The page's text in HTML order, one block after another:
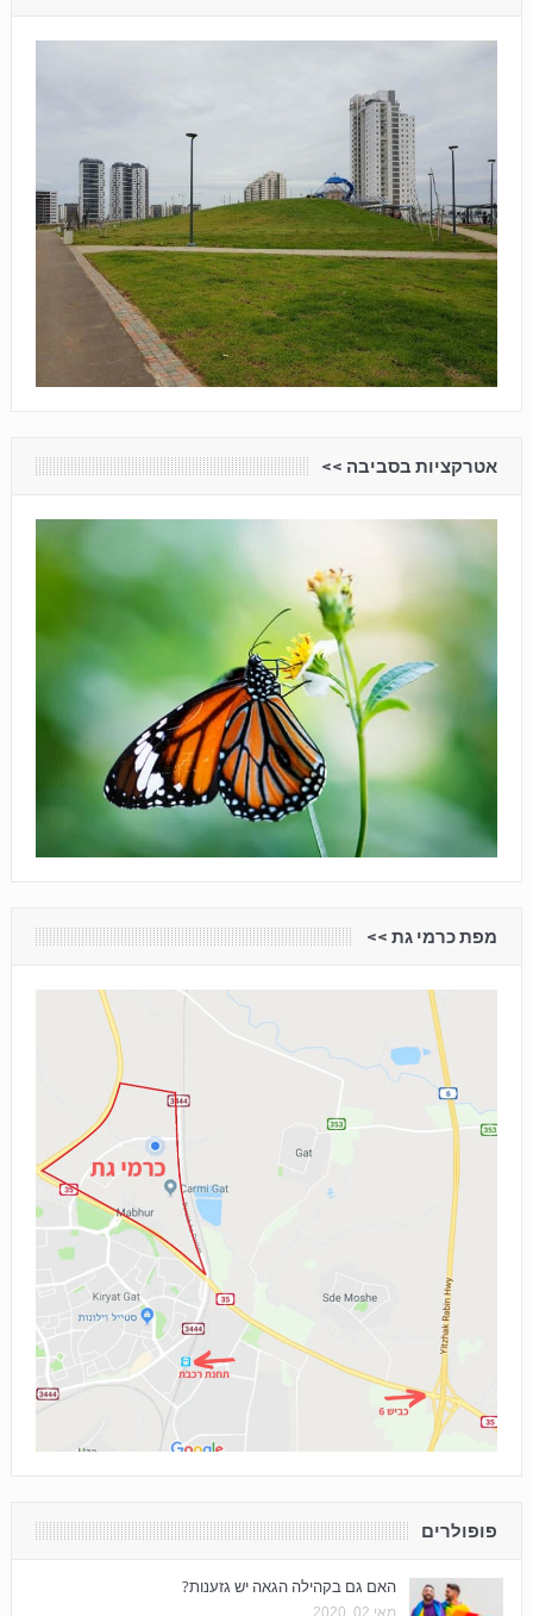
אטרקציות בסביבה <<
מפת כרמי גת <<
פופולרים
האם גם בקהילה הגאה יש גזענות?